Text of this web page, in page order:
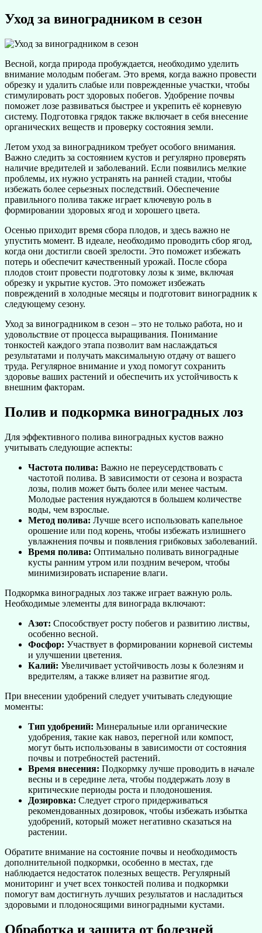
Уход за виноградником в сезон
Весной, когда природа пробуждается, необходимо уделить
внимание молодым побегам. Это время, когда важно провести
обрезку и удалить слабые или поврежденные участки, чтобы
стимулировать рост здоровых побегов. Удобрение почвы
поможет лозе развиваться быстрее и укрепить её корневую
систему. Подготовка грядок также включает в себя внесение
органических веществ и проверку состояния земли.
Летом уход за виноградником требует особого внимания.
Важно следить за состоянием кустов и регулярно проверять
наличие вредителей и заболеваний. Если появились мелкие
проблемы, их нужно устранять на ранней стадии, чтобы
избежать более серьезных последствий. Обеспечение
правильного полива также играет ключевую роль в
формировании здоровых ягод и хорошего цвета.
Осенью приходит время сбора плодов, и здесь важно не
упустить момент. В идеале, необходимо проводить сбор ягод,
когда они достигли своей зрелости. Это поможет избежать
потерь и обеспечит качественный урожай. После сбора
плодов стоит провести подготовку лозы к зиме, включая
обрезку и укрытие кустов. Это поможет избежать
повреждений в холодные месяцы и подготовит виноградник к
следующему сезону.
Уход за виноградником в сезон – это не только работа, но и
удовольствие от процесса выращивания. Понимание
тонкостей каждого этапа позволит вам наслаждаться
результатами и получать максимальную отдачу от вашего
труда. Регулярное внимание и уход помогут сохранить
здоровье ваших растений и обеспечить их устойчивость к
внешним факторам.
Полив и подкормка виноградных лоз
Для эффективного полива виноградных кустов важно
учитывать следующие аспекты:
Частота полива: Важно не переусердствовать с
частотой полива. В зависимости от сезона и возраста
лозы, полив может быть более или менее частым.
Молодые растения нуждаются в большем количестве
воды, чем взрослые.
Метод полива: Лучше всего использовать капельное
орошение или под корень, чтобы избежать излишнего
увлажнения почвы и появления грибковых заболеваний.
Время полива: Оптимально поливать виноградные
кусты ранним утром или поздним вечером, чтобы
минимизировать испарение влаги.
Подкормка виноградных лоз также играет важную роль.
Необходимые элементы для винограда включают:
Азот: Способствует росту побегов и развитию листвы,
особенно весной.
Фосфор: Участвует в формировании корневой системы
и улучшении цветения.
Калий: Увеличивает устойчивость лозы к болезням и
вредителям, а также влияет на развитие ягод.
При внесении удобрений следует учитывать следующие
моменты:
Тип удобрений: Минеральные или органические
удобрения, такие как навоз, перегной или компост,
могут быть использованы в зависимости от состояния
почвы и потребностей растений.
Время внесения: Подкормку лучше проводить в начале
весны и в середине лета, чтобы поддержать лозу в
критические периоды роста и плодоношения.
Дозировка: Следует строго придерживаться
рекомендованных дозировок, чтобы избежать избытка
удобрений, который может негативно сказаться на
растении.
Обратите внимание на состояние почвы и необходимость
дополнительной подкормки, особенно в местах, где
наблюдается недостаток полезных веществ. Регулярный
мониторинг и учет всех тонкостей полива и подкормки
помогут вам достигнуть лучших результатов и насладиться
здоровыми и плодоносящими виноградными кустами.
Обработка и защита от болезней